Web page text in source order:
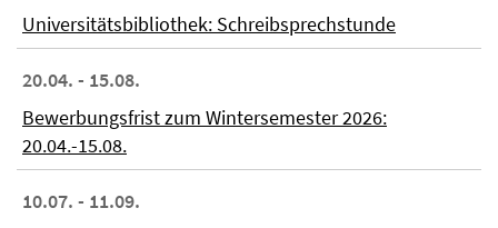
Universitätsbibliothek: Schreibsprechstunde
20.04. - 15.08.
Bewerbungsfrist zum Wintersemester 2026:
20.04.-15.08.
10.07. - 11.09.